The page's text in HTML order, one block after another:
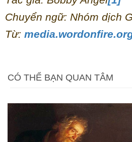
Chuyển ngữ: Nhóm dịch
Từ:
CÓ THỂ BẠN QUAN TÂM